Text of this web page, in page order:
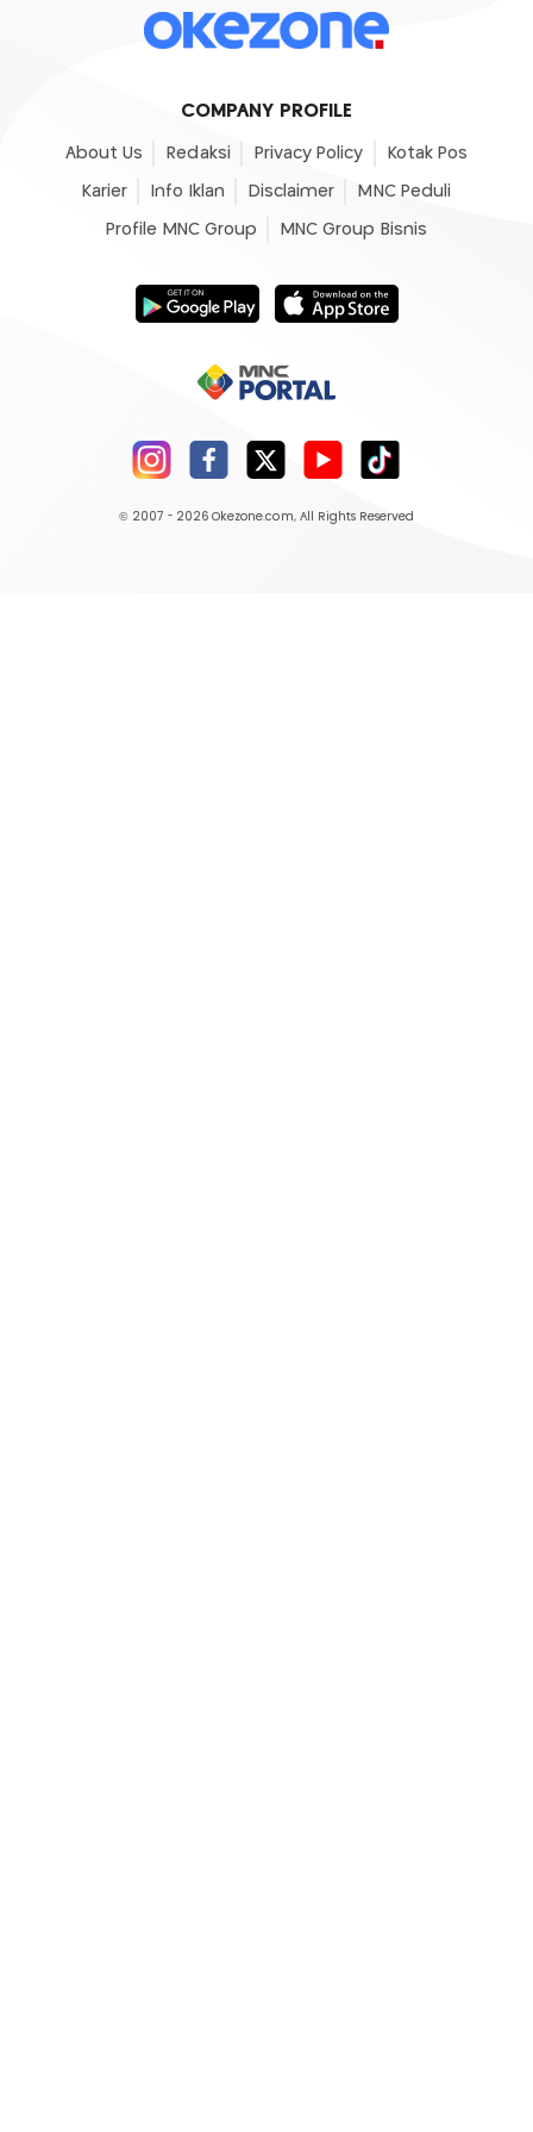
COMPANY PROFILE
About Us Redaksi Privacy Policy Kotak Pos
Karier Info Iklan Disclaimer MNC Peduli
Profile MNC Group MNC Group Bisnis
© 2007 - 2026 Okezone.com, All Rights Reserved